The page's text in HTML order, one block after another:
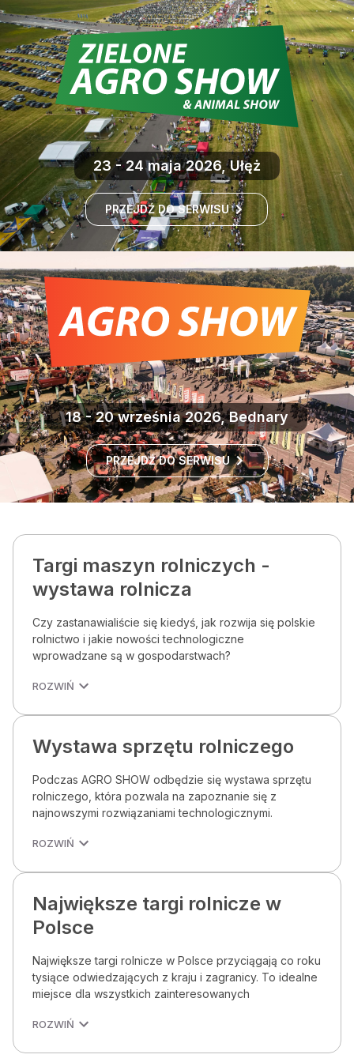
23 - 24 maja 2026, Ułęż
PRZEJDŹ DO SERWISU
18 - 20 września 2026, Bednary
PRZEJDŹ DO SERWISU
Targi maszyn rolniczych -
wystawa rolnicza
Czy zastanawialiście się kiedyś, jak rozwija się polskie
rolnictwo i jakie nowości technologiczne
wprowadzane są w gospodarstwach?
ROZWIŃ
Wystawa sprzętu rolniczego
Podczas AGRO SHOW odbędzie się wystawa sprzętu
rolniczego, która pozwala na zapoznanie się z
najnowszymi rozwiązaniami technologicznymi.
ROZWIŃ
Największe targi rolnicze w
Polsce
Największe targi rolnicze w Polsce przyciągają co roku
tysiące odwiedzających z kraju i zagranicy. To idealne
miejsce dla wszystkich zainteresowanych
ROZWIŃ